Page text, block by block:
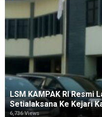
LSM KAMPAK RI Resmi
Setialaksana Ke Kejari
6,736 Views